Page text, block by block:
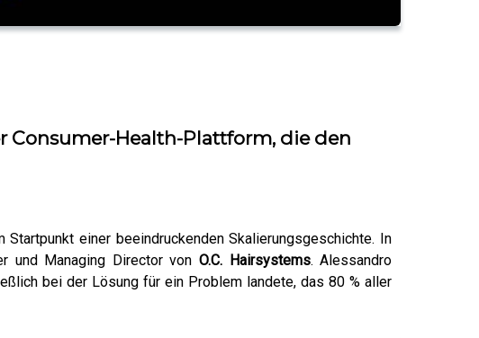
Consumer-Health-Plattform, die den
einer beeindruckenden Skalierungsgeschichte. In
und Managing Director von O.C. Hairsystems. Alessandro
bei der Lösung für ein Problem landete, das 80 % aller